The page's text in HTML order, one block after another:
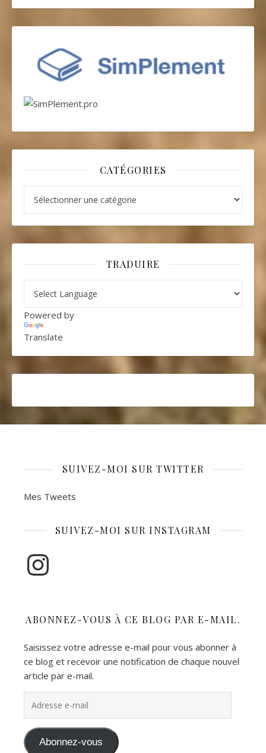
CATÉGORIES
TRADUIRE
Powered by
Translate
SUIVEZ-MOI SUR TWITTER
Mes Tweets
SUIVEZ-MOI SUR INSTAGRAM
Instagram
ABONNEZ-VOUS À CE BLOG PAR E-MAIL.
Saisissez votre adresse e-mail pour vous abonner à
ce blog et recevoir une notification de chaque nouvel
article par e-mail.
Abonnez-vous